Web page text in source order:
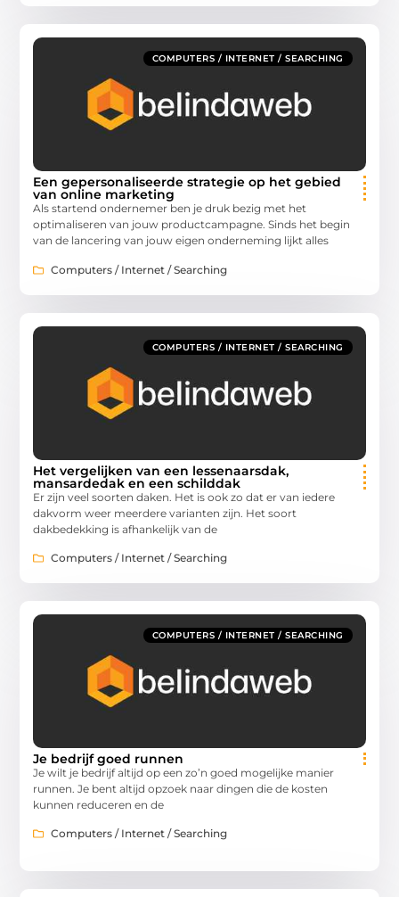
COMPUTERS / INTERNET / SEARCHING
Een gepersonaliseerde strategie op het gebied
van online marketing
Als startend ondernemer ben je druk bezig met het
optimaliseren van jouw productcampagne. Sinds het begin
van de lancering van jouw eigen onderneming lijkt alles
Computers / Internet / Searching
COMPUTERS / INTERNET / SEARCHING
Het vergelijken van een lessenaarsdak,
mansardedak en een schilddak
Er zijn veel soorten daken. Het is ook zo dat er van iedere
dakvorm weer meerdere varianten zijn. Het soort
dakbedekking is afhankelijk van de
Computers / Internet / Searching
COMPUTERS / INTERNET / SEARCHING
Je bedrijf goed runnen
Je wilt je bedrijf altijd op een zo’n goed mogelijke manier
runnen. Je bent altijd opzoek naar dingen die de kosten
kunnen reduceren en de
Computers / Internet / Searching